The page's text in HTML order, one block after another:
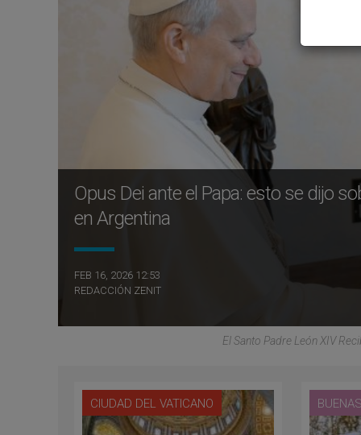
Opus Dei ante el Papa: esto se dijo
en Argentina
FEB 16, 2026 12:53
REDACCIÓN ZENIT
El Santo Padre León XIV
CIUDAD DEL VATICANO